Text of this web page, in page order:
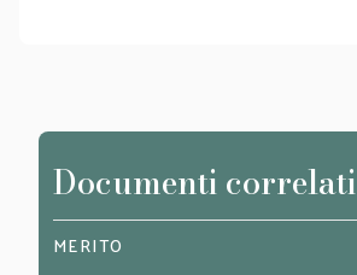
Documenti correlati
MERITO